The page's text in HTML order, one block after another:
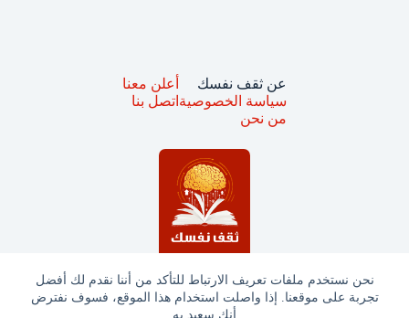
نحن نستخدم ملفات تعريف الارتباط للتأكد من أننا نقدم لك أفضل
تجربة على موقعنا. إذا واصلت استخدام هذا الموقع، فسوف نفترض
أنك سعيد به
جميع الحقوق محفوظة © ثقف نفسك 2025
عن ثقف نفسك
سياسة الخصوصية
من نحن
أعلن معنا
اتصل بنا